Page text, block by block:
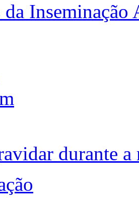
da
durante a